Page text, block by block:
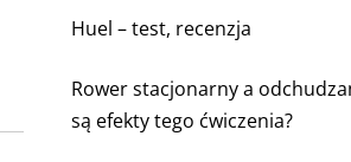
Huel – test, recenzja
Rower stacjonarny a
są efekty tego ćwiczenia?